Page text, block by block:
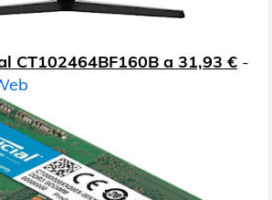
CT102464BF160B a 31,93 € -